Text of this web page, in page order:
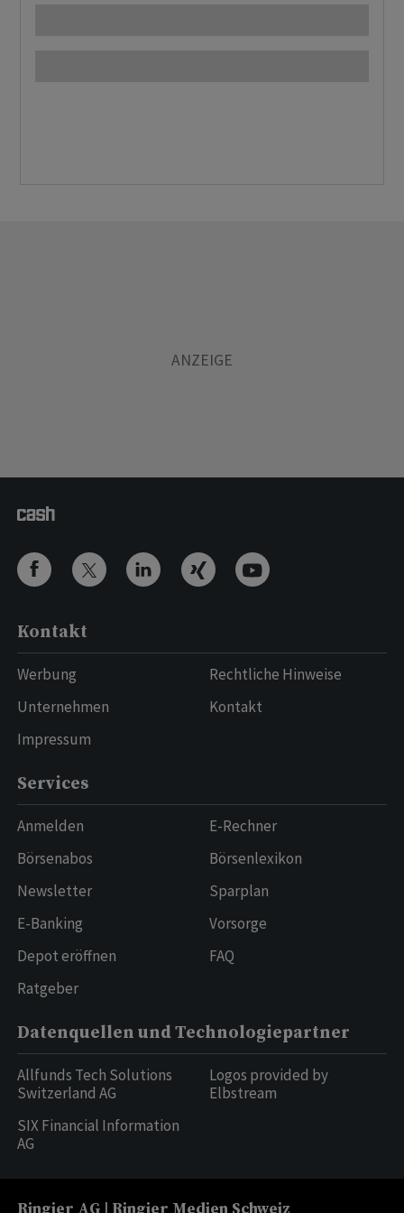
Kontakt
Werbung
Unternehmen
Impressum
Rechtliche Hinweise
Kontakt
Services
Anmelden
Börsenabos
Newsletter
E-Banking
Depot eröffnen
Ratgeber
E-Rechner
Börsenlexikon
Sparplan
Vorsorge
FAQ
Datenquellen und Technologiepartner
Allfunds Tech Solutions
Switzerland AG
SIX Financial Information
AG
Logos provided by
Elbstream